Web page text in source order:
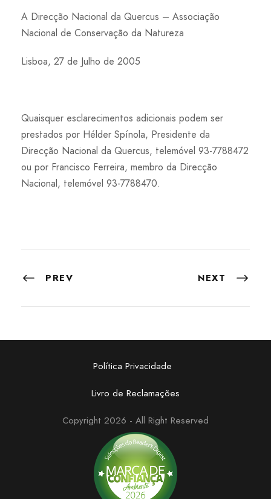
A Direcção Nacional da Quercus – Associação
Nacional de Conservação da Natureza
Lisboa, 27 de Julho de 2005
Quaisquer esclarecimentos adicionais podem ser
prestados por Hélder Spínola, Presidente da
Direcção Nacional da Quercus, telemóvel 93-7788472
ou por Francisco Ferreira, membro da Direcção
Nacional, telemóvel 93-7788470.
PREV NEXT
Política Privacidade
Livro de Reclamações
Copyright 2026 - All Right Reserved